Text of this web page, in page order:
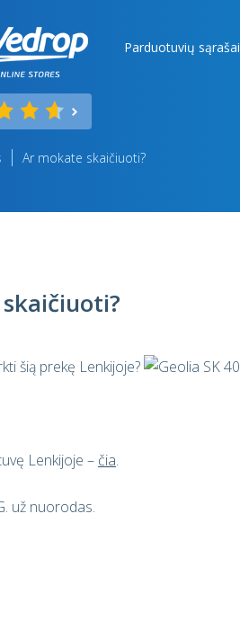
Parduotuvių sąrašai
Ar mokate skaičiuoti?
šią prekę Lenkijoje?
Lenkijoje – čia.
už nuorodas.